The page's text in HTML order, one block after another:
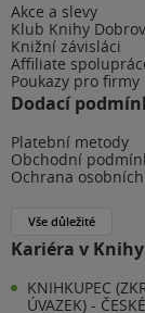
Akce a slevy
Klub Knihy
Knižní závisláci
Affiliate
Poukazy pro firmy
Dodací
Platební metody
Obchodní
Ochrana
Vše důležité
Kariéra v
KNIHKUPEC
ÚVAZEK) - ČESKÉ